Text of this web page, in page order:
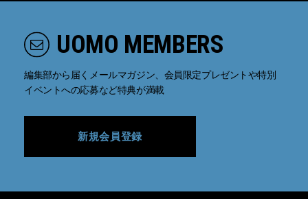
UOMO MEMBERS
編集部から届くメールマガジン、会員限定プレゼントや特別
イベントへの応募など特典が満載
新規会員登録